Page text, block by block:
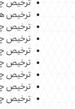
ترخیص
ترخیص
ترخیص چاپر
ترخیص چاپر 4
ترخیص
ترخیص
ترخیص
ترخیص چاپر 2
ترخیص چاپر